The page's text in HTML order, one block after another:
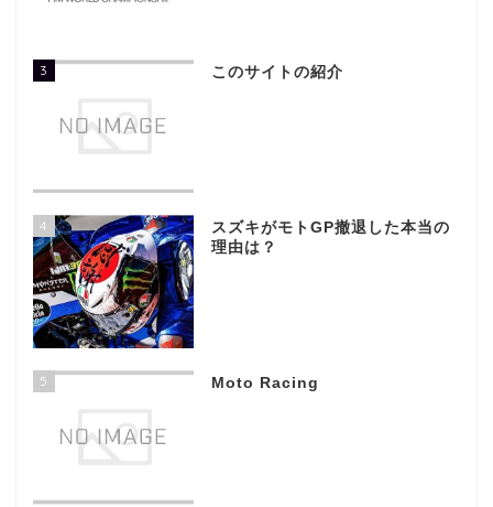
3 このサイトの紹介
4
スズキがモトGP撤退した本当の
理由は？
5 Moto Racing